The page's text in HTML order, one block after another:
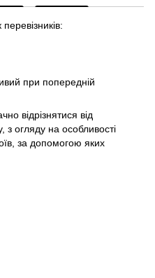
при попередній
відрізнятися від
з огляду на особливості
за допомогою яких